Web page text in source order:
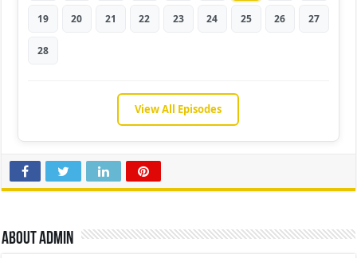
19 20 21 22 23 24 25 26 27
28
View All Episodes
About admin